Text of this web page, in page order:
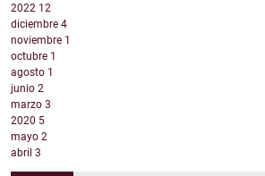
2022 12
diciembre 4
noviembre 1
octubre 1
agosto 1
junio 2
marzo 3
2020 5
mayo 2
abril 3